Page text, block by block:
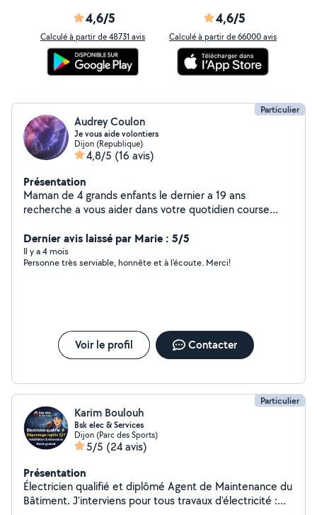
4,6/5
Calculé à partir de 48731 avis
4,6/5
Calculé à partir de 66000 avis
Particulier
Audrey Coulon
Je vous aide volontiers
Dijon (Republique)
4,8/5 (16 avis)
Présentation
Maman de 4 grands enfants le dernier a 19 ans
recherche a vous aider dans votre quotidien course
mettre mes compétences acquises lors de ma vie de
maman solo au profit de chacun astuce système d force
pour porter et déménager ( 20 déménagements au
transport en commun je suis assez disponible en journée
Dernier avis laissé par Marie : 5/5
Il y a 4 mois
Personne très serviable, honnête et à l'écoute. Merci!
Voir le profil Contacter
Particulier
Karim Boulouh
Bsk elec & Services
Dijon (Parc des Sports)
5/5 (24 avis)
Présentation
Électricien qualifié et diplômé Agent de Maintenance du
Bâtiment. J'interviens pour tous travaux d'électricité :